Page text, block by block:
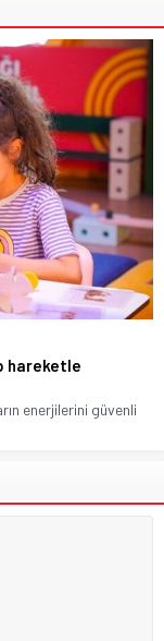
hareketle
enerjilerini güvenli